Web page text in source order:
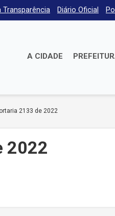
Transparência Diário Oficial
A CIDADE
2133 de 2022
2022